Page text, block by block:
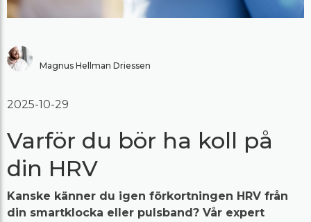
Magnus Hellman Driessen
2025-10-29
Varför du bör ha koll på
din HRV
Kanske känner du igen förkortningen HRV från
din smartklocka eller pulsband? Vår expert